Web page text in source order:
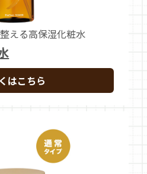
える高保湿化粧水
はこちら